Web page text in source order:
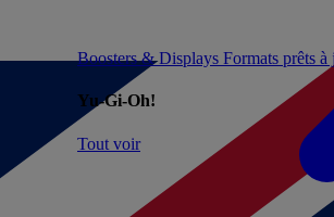
Boosters & Displays Formats prêts
Yu-Gi-Oh!
Tout voir